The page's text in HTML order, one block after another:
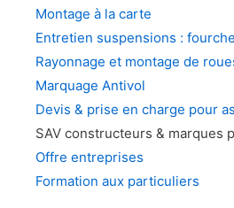
Montage à la carte
Entretien suspensions :
Rayonnage et montage de
Marquage Antivol
Devis & prise en charge pour
SAV constructeurs & marques
Offre entreprises
Formation aux particuliers